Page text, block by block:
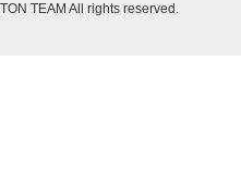
TEAM All rights reserved.